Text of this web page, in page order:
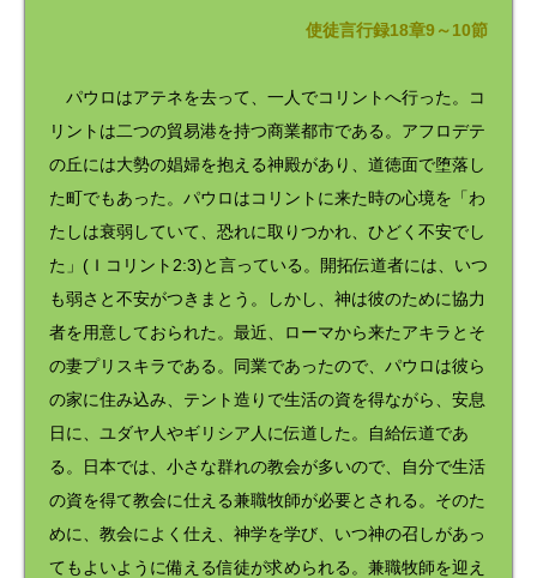
使徒言行録18章9～10節
パウロはアテネを去って、一人でコリントへ行った。コ
リントは二つの貿易港を持つ商業都市である。アフロデテ
の丘には大勢の娼婦を抱える神殿があり、道徳面で堕落し
た町でもあった。パウロはコリントに来た時の心境を「わ
たしは衰弱していて、恐れに取りつかれ、ひどく不安でし
た」(Ｉコリント2:3)と言っている。開拓伝道者には、いつ
も弱さと不安がつきまとう。しかし、神は彼のために協力
者を用意しておられた。最近、ローマから来たアキラとそ
の妻プリスキラである。同業であったので、パウロは彼ら
の家に住み込み、テント造りで生活の資を得ながら、安息
日に、ユダヤ人やギリシア人に伝道した。自給伝道であ
る。日本では、小さな群れの教会が多いので、自分で生活
の資を得て教会に仕える兼職牧師が必要とされる。そのた
めに、教会によく仕え、神学を学び、いつ神の召しがあっ
てもよいように備える信徒が求められる。兼職牧師を迎え